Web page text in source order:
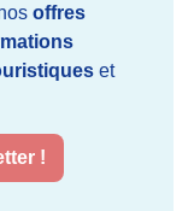
offres
et
!